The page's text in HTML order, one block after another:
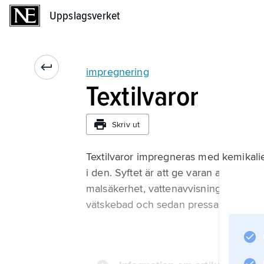
Uppslagsverket
impregnering
Textilvaror
Skriv ut
Textilvaror impregneras med
i den. Syftet är att ge varan andra
malsäkerhet, vattenavvisning.
vätskebad och sedan pressas av